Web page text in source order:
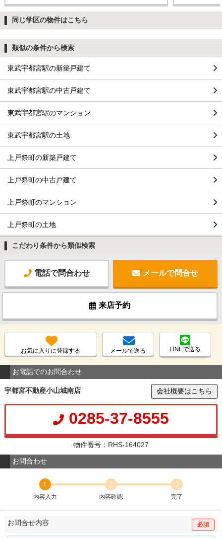
同じ学区の物件はこちら
類似の条件から検索
東武宇都宮駅の新築戸建て
東武宇都宮駅の中古戸建て
東武宇都宮駅のマンション
東武宇都宮駅の土地
上戸祭町の新築戸建て
上戸祭町の中古戸建て
上戸祭町のマンション
上戸祭町の土地
こだわり条件から類似検索
電話で問合わせ メールで問合せ
来店予約
お気に入りに登録する メールで送る LINEで送る
お電話でのお問合わせ
宇都宮不動産小山城南店 会社概要はこちら
0285-37-8555
物件番号：RHS-164027
お問合わせ
1
内容入力
2
内容確認
3
完了
お問合せ内容 必須